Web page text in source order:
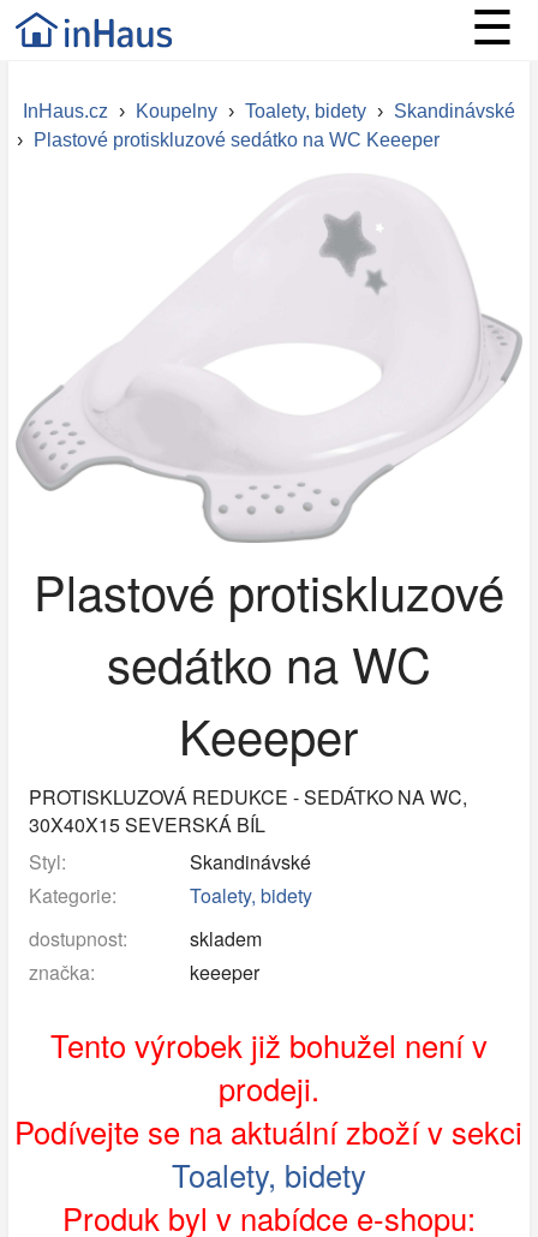
☰
InHaus.cz › Koupelny › Toalety, bidety › Skandinávské
›
Plastové protiskluzové sedátko na WC Keeeper
Plastové protiskluzové
sedátko na WC
Keeeper
PROTISKLUZOVÁ REDUKCE - SEDÁTKO NA WC,
30X40X15 SEVERSKÁ BÍL
Styl:
Skandinávské
Kategorie:
Toalety, bidety
dostupnost:
skladem
značka:
keeeper
Tento výrobek již bohužel není v
prodeji.
Podívejte se na aktuální zboží v sekci
Toalety, bidety
Produk byl v nabídce e-shopu: